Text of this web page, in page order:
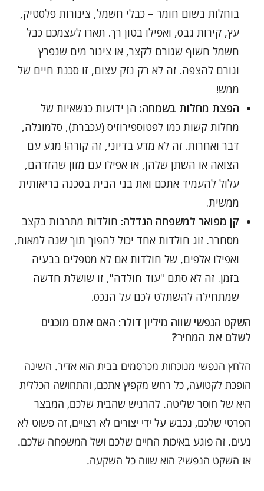
בוחלות בשום חומר – כבלי חשמל, צינורות פלסטיק,
עץ, קירות גבס, ואפילו בטון רך. תארו לעצמכם כבל
חשמל חשוף שגורם לקצר, או צינור מים שנפרץ
וגורם להצפה. זה לא רק נזק עצום, זו סכנת חיים של
ממש!
הפצת מחלות בשמחה: הן ידועות כנשאיות של
מחלות קשות כמו לפטוספירוזיס (עכברת), סלמונלה,
דבר ואחרות. זה לא מדע בדיוני, זה קורה! מגע עם
הצואה או השתן שלהן, או אפילו עם מזון שהזדהם,
עלול להעמיד אתכם ואת בני הבית בסכנה בריאותית
ממשית.
קן מפואר למשפחה הגדלה: חולדות מתרבות בקצב
מסחרר. זוג חולדות אחד יכול להפוך תוך שנה למאות,
ואפילו אלפים, של חולדות אם לא מטפלים בבעיה
בזמן. זה לא סתם "עוד חולדה", זו שושלת חדשה
שמתחילה להשתלט לכם על הנכס.
השקט הנפשי שווה מיליון דולר: האם אתם מוכנים
לשלם את המחיר?
הלחץ הנפשי מנוכחות מכרסמים בבית הוא אדיר. השינה
הופכת לקטועה, כל רחש מקפיץ אתכם, והתחושה הכללית
היא של חוסר שליטה. להרגיש שהבית שלכם, המבצר
הפרטי שלכם, נכבש על ידי יצורים לא רצויים, זה פשוט לא
נעים. זה פוגע באיכות החיים שלכם ושל המשפחה שלכם.
אז השקט הנפשי? הוא שווה כל השקעה.